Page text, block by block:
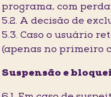
programa, com
5.2. A decisão de
5.3. Caso o usuário
(apenas no primeiro
Suspensão e